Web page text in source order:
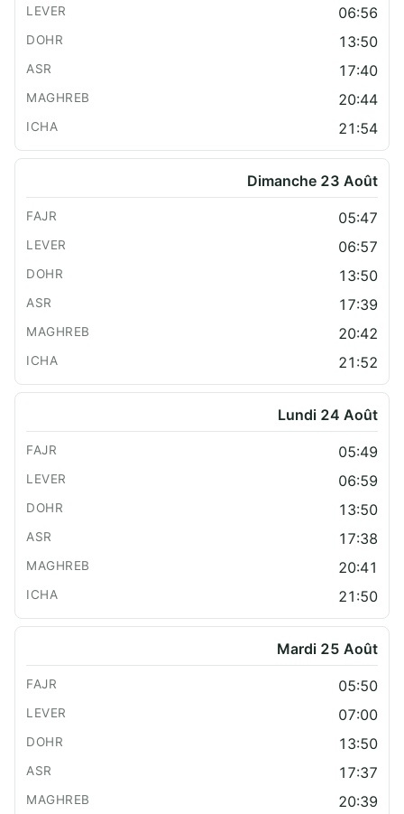
06:56
13:50
17:40
20:44
21:54
Dimanche 23 Août
05:47
06:57
13:50
17:39
20:42
21:52
Lundi 24 Août
05:49
06:59
13:50
17:38
20:41
21:50
Mardi 25 Août
05:50
07:00
13:50
17:37
20:39